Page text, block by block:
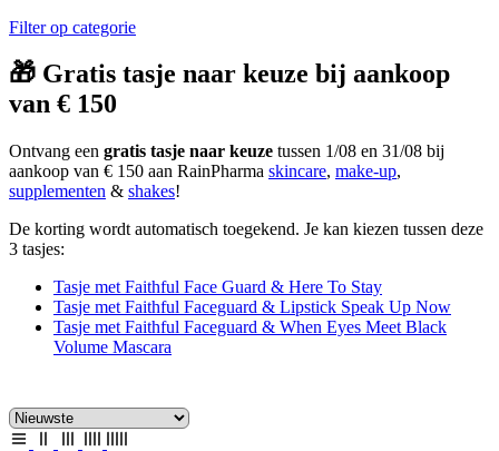
Filter op categorie
🎁 Gratis tasje naar keuze bij aankoop
van € 150
Ontvang een gratis tasje naar keuze tussen 1/08 en 31/08 bij
aankoop van € 150 aan RainPharma skincare, make-up,
supplementen & shakes!
De korting wordt automatisch toegekend. Je kan kiezen tussen deze
3 tasjes:
Tasje met Faithful Face Guard & Here To Stay
Tasje met Faithful Faceguard & Lipstick Speak Up Now
Tasje met Faithful Faceguard & When Eyes Meet Black
Volume Mascara